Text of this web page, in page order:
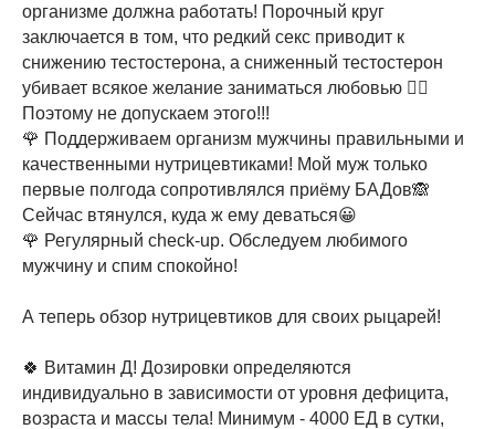
организме должна работать! Порочный круг
заключается в том, что редкий секс приводит к
снижению тестостерона, а сниженный тестостерон
убивает всякое желание заниматься любовью 🤷‍♀️
Поэтому не допускаем этого!!!
🌹 Поддерживаем организм мужчины правильными и
качественными нутрицевтиками! Мой муж только
первые полгода сопротивлялся приёму БАДов🙈
Сейчас втянулся, куда ж ему деваться😀
🌹 Регулярный check-up. Обследуем любимого
мужчину и спим спокойно!
А теперь обзор нутрицевтиков для своих рыцарей!
🍀 Витамин Д! Дозировки определяются
индивидуально в зависимости от уровня дефицита,
возраста и массы тела! Минимум - 4000 ЕД в сутки,